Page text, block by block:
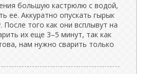
большую кастрюлю с водой,
ее. Аккуратно опускать гырык
того как они всплывут на
их еще 3–5 минут, так как
нам нужно сварить только